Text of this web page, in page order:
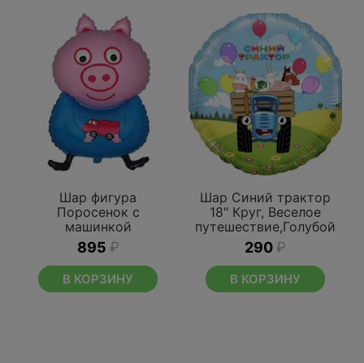
Шар фигура
Поросенок с
машинкой
895 ₽
В КОРЗИНУ
Шар Синий трактор
18" Круг, Веселое
путешествие,Голубой
290 ₽
В КОРЗИНУ